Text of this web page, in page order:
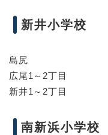
新井小学校
島尻
広尾1～2丁目
新井1～2丁目
南新浜小学校